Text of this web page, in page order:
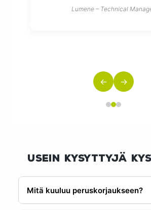
Lumene – Technical
← →
Usein kysyttyjä
Mitä kuuluu peruskorjaukseen?